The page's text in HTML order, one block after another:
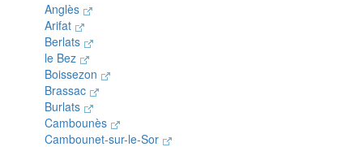
Anglès
Arifat
Berlats
le Bez
Boissezon
Brassac
Burlats
Cambounès
Cambounet-sur-le-Sor